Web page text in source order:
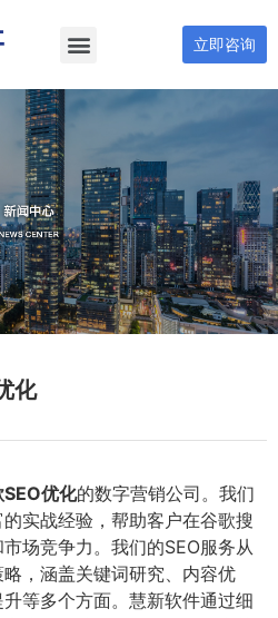
立即咨询
化
优化的数字营销公司。我们
实战经验，帮助客户在谷歌搜
场竞争力。我们的SEO服务从
，涵盖关键词研究、内容优
等多个方面。慧新软件通过细